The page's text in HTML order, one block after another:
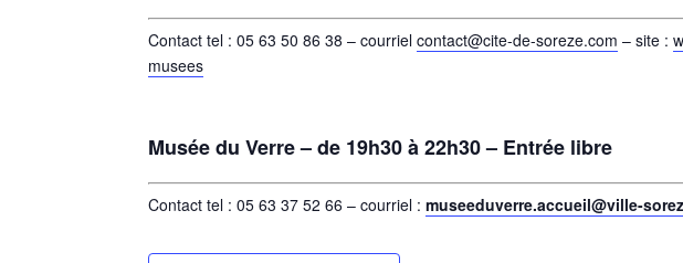
Contact tel : 05 63 50 86 38 – courrielcontact@cite-de-soreze.com – site :
musees
Musée du Verre– de 19h30 à 22h30 – Entrée libre
Contact tel : 05 63 37 52 66 – courriel :museeduverre.accueil@ville-